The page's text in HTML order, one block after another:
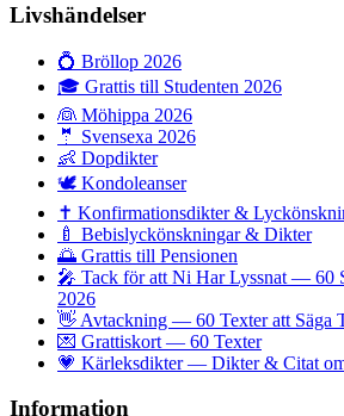
Livshändelser
💍 Bröllop 2026
🎓 Grattis till Studenten 2026
👰 Möhippa 2026
🤵 Svensexa 2026
👶 Dopdikter
🕊️ Kondoleanser
✝️ Konfirmationsdikter &
🍼 Bebislyckönskningar & Dikter
🌅 Grattis till Pensionen
🎤 Tack för att Ni Har Lyssnat — 60
2026
👋 Avtackning — 60 Texter att Säga
💌 Grattiskort — 60 Texter
💗 Kärleksdikter — Dikter & Citat
Information